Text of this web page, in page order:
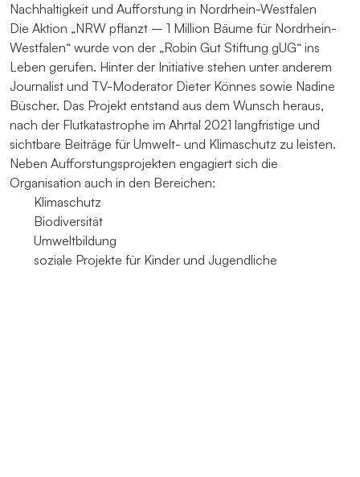
Nachhaltigkeit und Aufforstung in Nordrhein-Westfalen
Die Aktion „NRW pflanzt – 1 Million Bäume für Nordrhein-
Westfalen“ wurde von der „Robin Gut Stiftung gUG“ ins
Leben gerufen. Hinter der Initiative stehen unter anderem
Journalist und TV-Moderator Dieter Könnes sowie Nadine
Büscher. Das Projekt entstand aus dem Wunsch heraus,
nach der Flutkatastrophe im Ahrtal 2021 langfristige und
sichtbare Beiträge für Umwelt- und Klimaschutz zu leisten.
Neben Aufforstungsprojekten engagiert sich die
Organisation auch in den Bereichen:
Klimaschutz
Biodiversität
Umweltbildung
soziale Projekte für Kinder und Jugendliche